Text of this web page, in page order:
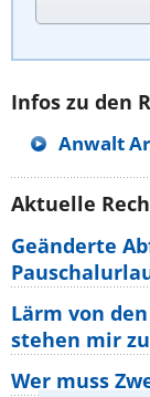
Infos zu den
Anwalt
Aktuelle
Geänderte
Lärm von
stehen mir
Wer muss